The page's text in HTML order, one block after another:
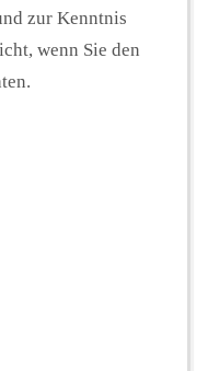
zur Kenntnis
wenn Sie den